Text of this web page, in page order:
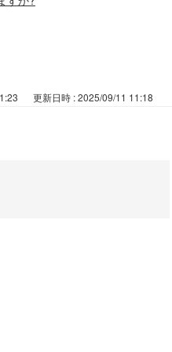
更新日時 : 2025/09/11 11:18